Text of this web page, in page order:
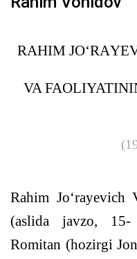
RAHIM JO‘RAY
VA
Rahim Jo‘rayevich
(aslida javzo,
Romitan (hozirgi